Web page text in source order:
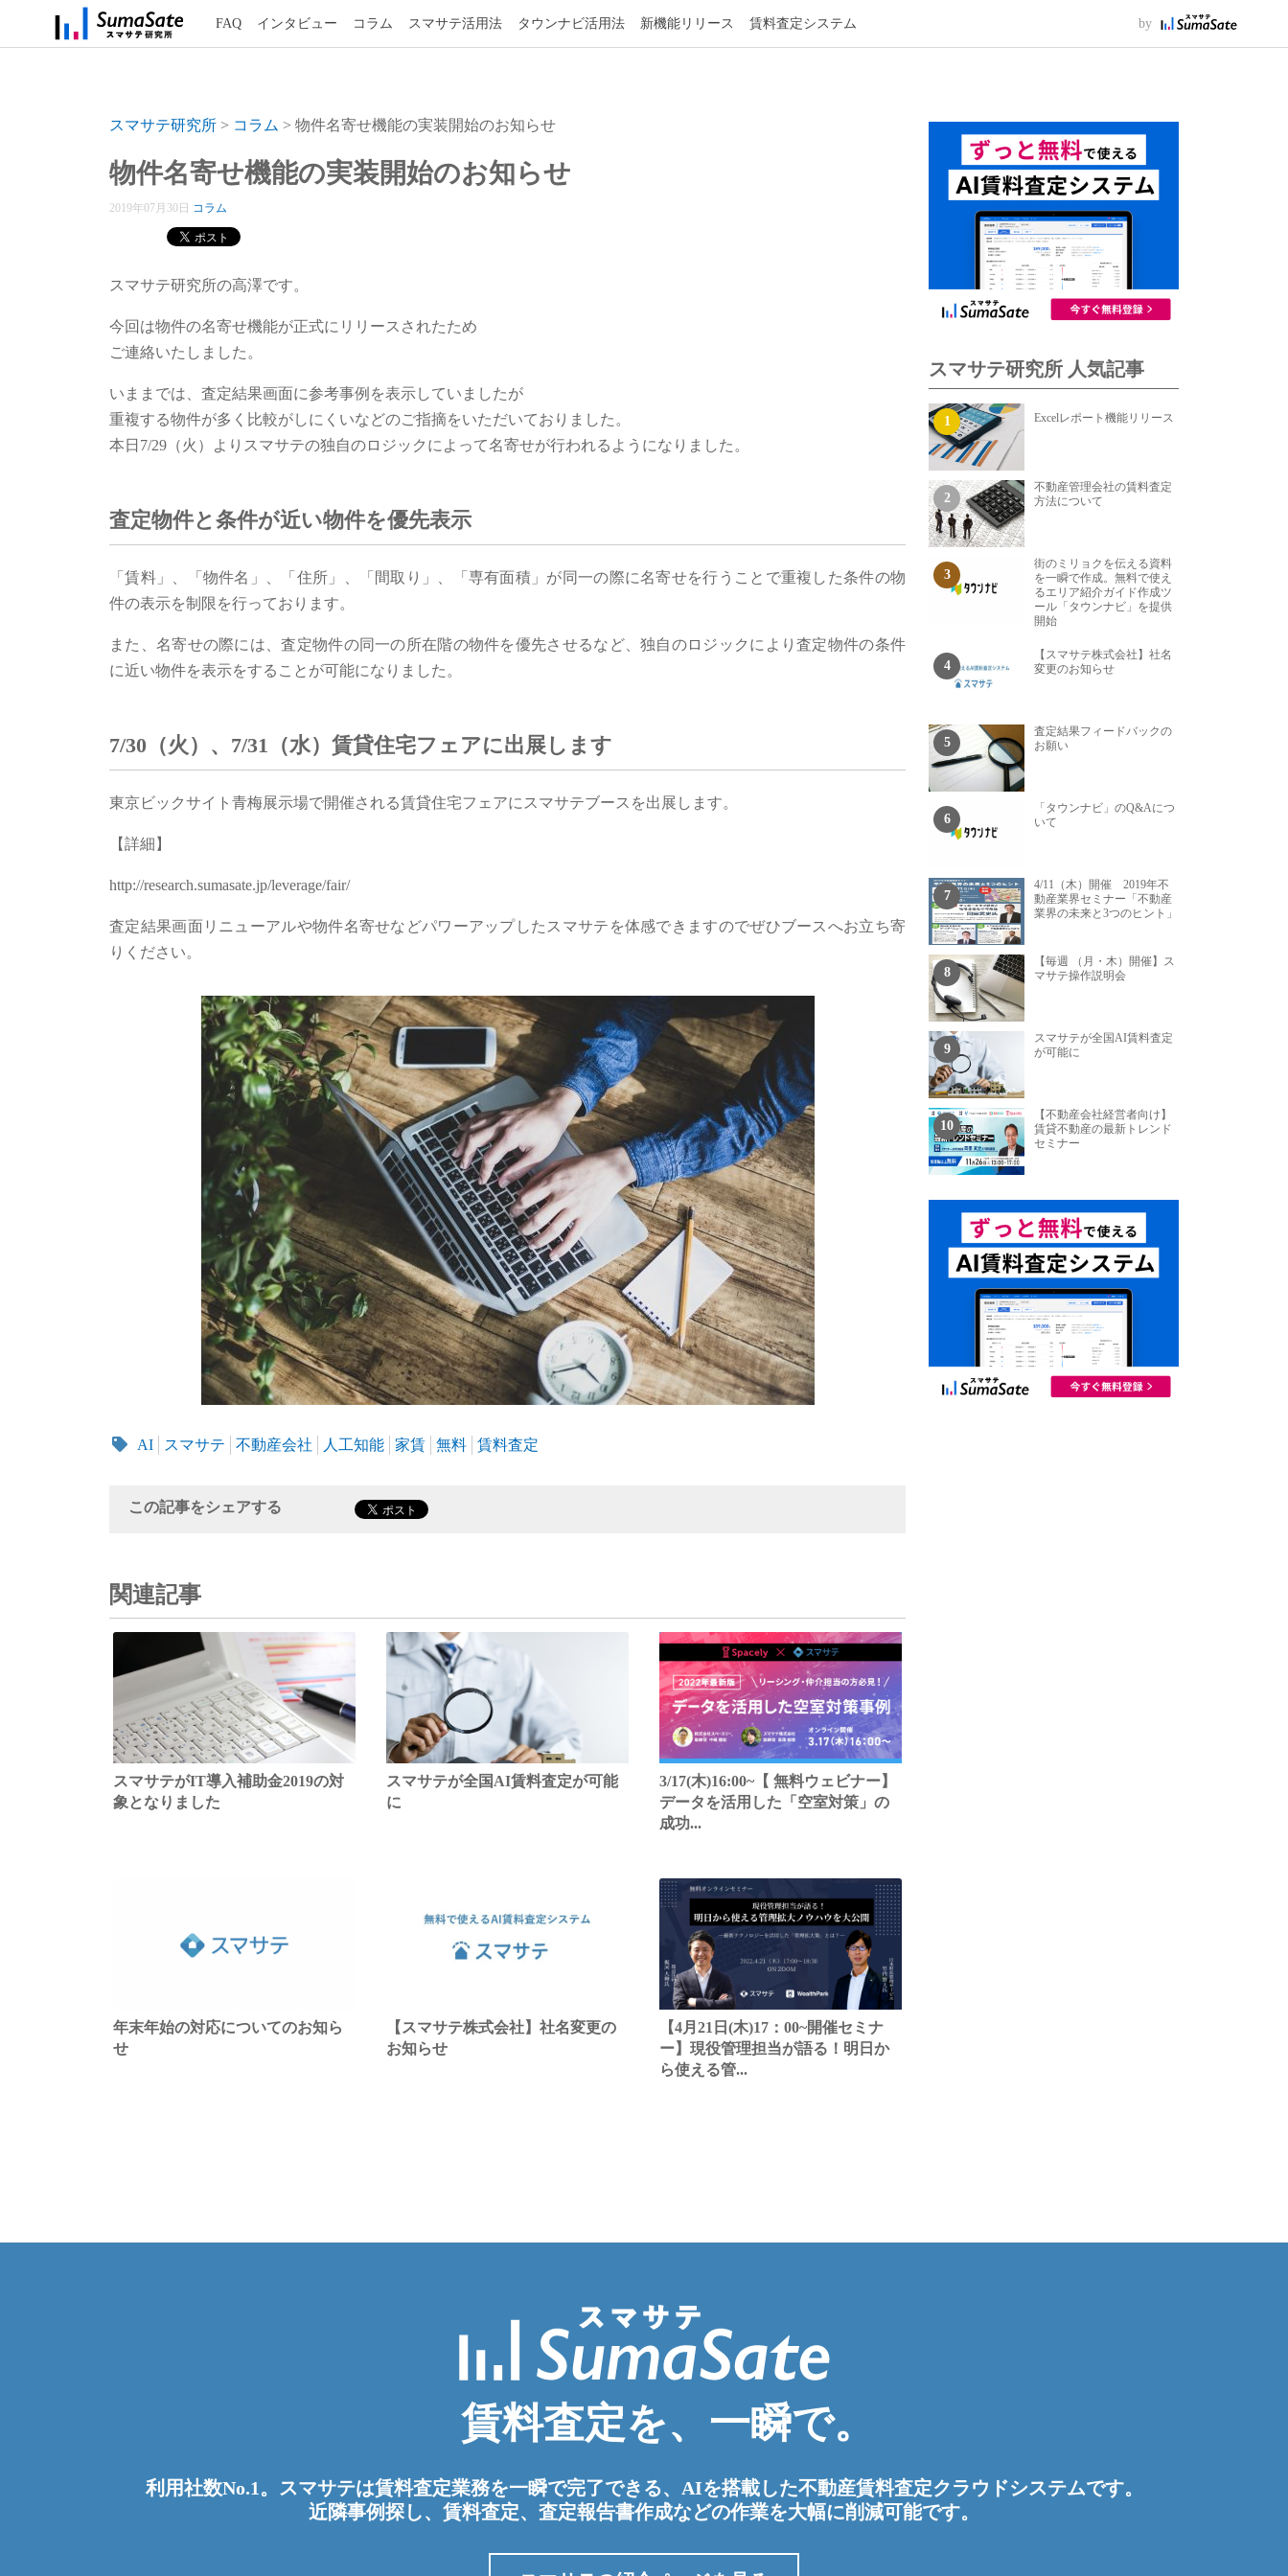
FAQ インタビュー コラム スマサテ活用法 タウンナビ活用法 新機能リリース 賃料査定システム by
スマサテ研究所 > コラム > 物件名寄せ機能の実装開始のお知らせ
物件名寄せ機能の実装開始のお知らせ
2019年07月30日 コラム
スマサテ研究所の高澤です。
今回は物件の名寄せ機能が正式にリリースされたため
ご連絡いたしました。
いままでは、査定結果画面に参考事例を表示していましたが
重複する物件が多く比較がしにくいなどのご指摘をいただいておりました。
本日7/29（火）よりスマサテの独自のロジックによって名寄せが行われるようになりました。
査定物件と条件が近い物件を優先表示
「賃料」、「物件名」、「住所」、「間取り」、「専有面積」が同一の際に名寄せを行うことで重複した条件の物
件の表示を制限を行っております。
また、名寄せの際には、査定物件の同一の所在階の物件を優先させるなど、独自のロジックにより査定物件の条件
に近い物件を表示をすることが可能になりました。
7/30（火）、7/31（水）賃貸住宅フェアに出展します
東京ビックサイト青梅展示場で開催される賃貸住宅フェアにスマサテブースを出展します。
【詳細】
http://research.sumasate.jp/leverage/fair/
査定結果画面リニューアルや物件名寄せなどパワーアップしたスマサテを体感できますのでぜひブースへお立ち寄
りください。
AI スマサテ 不動産会社 人工知能 家賃 無料 賃料査定
この記事をシェアする
関連記事
スマサテがIT導入補助金2019の対
象となりました
スマサテが全国AI賃料査定が可能
に
3/17(木)16:00~【 無料ウェビナー】
データを活用した「空室対策」の
成功...
年末年始の対応についてのお知ら
せ
【スマサテ株式会社】社名変更の
お知らせ
【4月21日(木)17：00~開催セミナ
ー】現役管理担当が語る！明日か
ら使える管...
スマサテ研究所 人気記事
Excelレポート機能リリース
不動産管理会社の賃料査定
方法について
街のミリョクを伝える資料
を一瞬で作成。無料で使え
るエリア紹介ガイド作成ツ
ール「タウンナビ」を提供
開始
【スマサテ株式会社】社名
変更のお知らせ
査定結果フィードバックの
お願い
「タウンナビ」のQ&Aにつ
いて
4/11（木）開催 2019年不
動産業界セミナー 「不動産
業界の未来と3つのヒント」
【毎週 （月・木）開催】ス
マサテ操作説明会
スマサテが全国AI賃料査定
が可能に
【不動産会社経営者向け】
賃貸不動産の最新トレンド
セミナー
賃料査定を、一瞬で。
利用社数No.1。スマサテは賃料査定業務を一瞬で完了できる、AIを搭載した不動産賃料査定クラウドシステムです。
近隣事例探し、賃料査定、査定報告書作成などの作業を大幅に削減可能です。